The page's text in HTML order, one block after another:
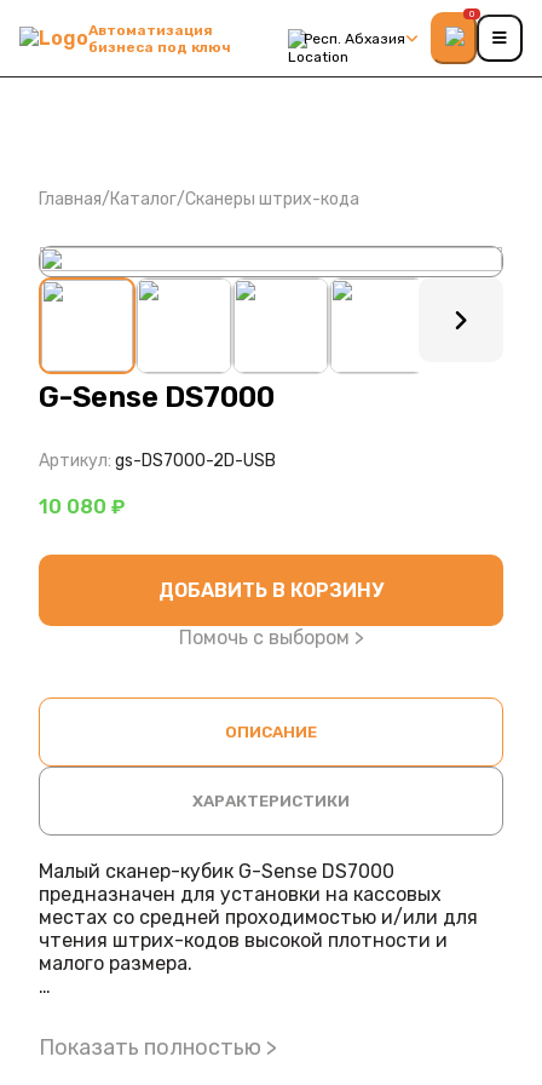
Автоматизация
бизнеса под ключ
Респ. Абхазия
0
Главная/Каталог/Сканеры штрих-кода
: ?>
G-Sense DS7000
Артикул: gs-DS7000-2D-USB
10 080 ₽
ДОБАВИТЬ В КОРЗИНУ
Помочь с выбором >
ОПИСАНИЕ
ХАРАКТЕРИСТИКИ
Малый сканер-кубик G-Sense DS7000
предназначен для установки на кассовых
местах со средней проходимостью и/или для
чтения штрих-кодов высокой плотности и
малого размера.
PDF-417.
Показать полностью >